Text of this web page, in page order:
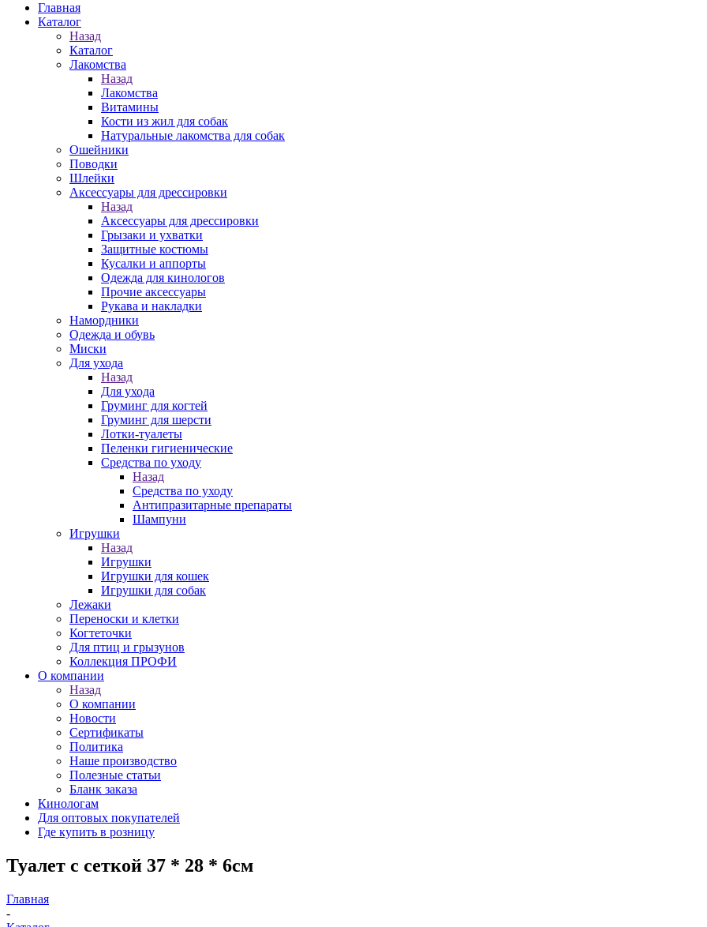
Главная
Каталог
Назад
Каталог
Лакомства
Назад
Лакомства
Витамины
Кости из жил для собак
Натуральные лакомства для собак
Ошейники
Поводки
Шлейки
Аксессуары для дрессировки
Назад
Аксессуары для дрессировки
Грызаки и ухватки
Защитные костюмы
Кусалки и аппорты
Одежда для кинологов
Прочие аксессуары
Рукава и накладки
Намордники
Одежда и обувь
Миски
Для ухода
Назад
Для ухода
Груминг для когтей
Груминг для шерсти
Лотки-туалеты
Пеленки гигиенические
Средства по уходу
Назад
Средства по уходу
Антипразитарные препараты
Шампуни
Игрушки
Назад
Игрушки
Игрушки для кошек
Игрушки для собак
Лежаки
Переноски и клетки
Когтеточки
Для птиц и грызунов
Коллекция ПРОФИ
О компании
Назад
О компании
Новости
Сертификаты
Политика
Наше производство
Полезные статьи
Бланк заказа
Кинологам
Для оптовых покупателей
Где купить в розницу
Туалет c сеткой 37 * 28 * 6см
Главная
-